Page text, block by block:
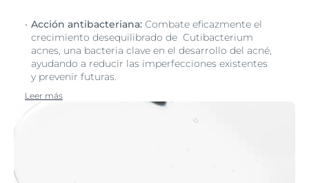
Acción antibacteriana: Combate eficazmente el
crecimiento desequilibrado de Cutibacterium
acnes, una bacteria clave en el desarrollo del acné,
ayudando a reducir las imperfecciones existentes
y prevenir futuras.
Leer más